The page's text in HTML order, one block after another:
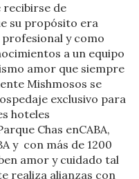
recibirse de
su propósito era
y como
a un equipo
amor que siempre
Mishmosos se
exclusivo para
hoteles
Chas enCABA,
y con más de 1200
amor y cuidado tal
realiza alianzas con